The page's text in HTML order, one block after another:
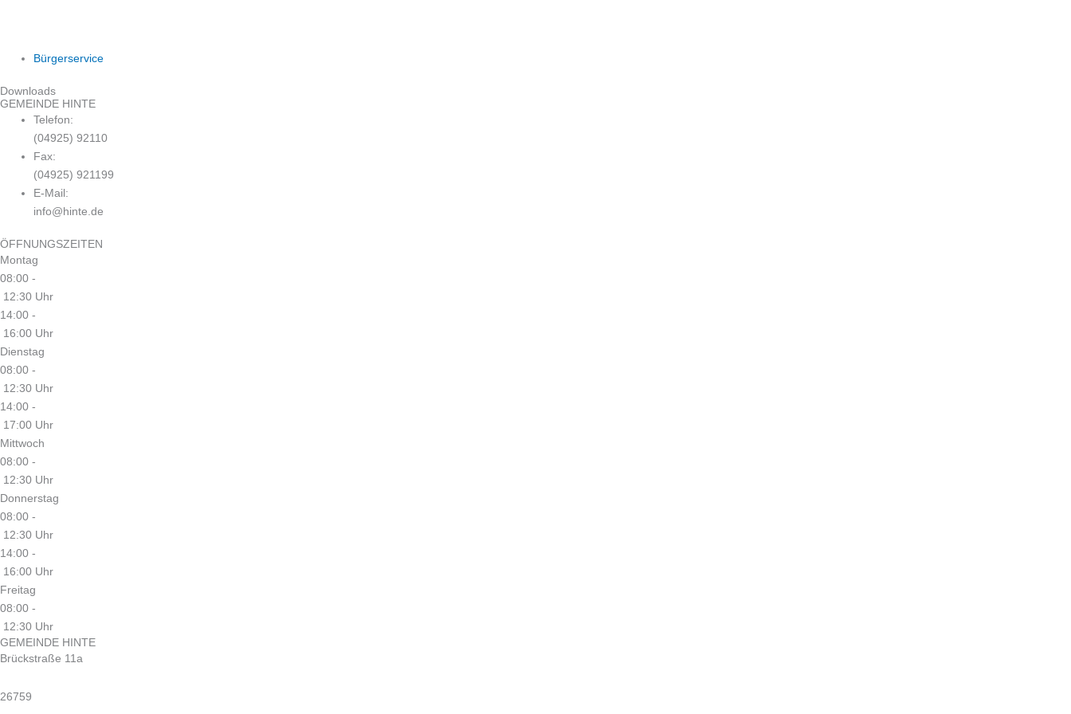
Bürgerservice
Downloads
GEMEINDE HINTE
Telefon:
(04925) 92110
Fax:
(04925) 921199
E-Mail:
info@hinte.de
ÖFFNUNGSZEITEN
Montag
08:00 -
12:30 Uhr
14:00 -
16:00 Uhr
Dienstag
08:00 -
12:30 Uhr
14:00 -
17:00 Uhr
Mittwoch
08:00 -
12:30 Uhr
Donnerstag
08:00 -
12:30 Uhr
14:00 -
16:00 Uhr
Freitag
08:00 -
12:30 Uhr
GEMEINDE HINTE
Brückstraße 11a
26759